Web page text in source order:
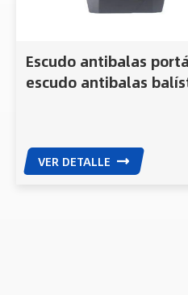
Escudo antibalas
escudo antibalas
VER DETALLE